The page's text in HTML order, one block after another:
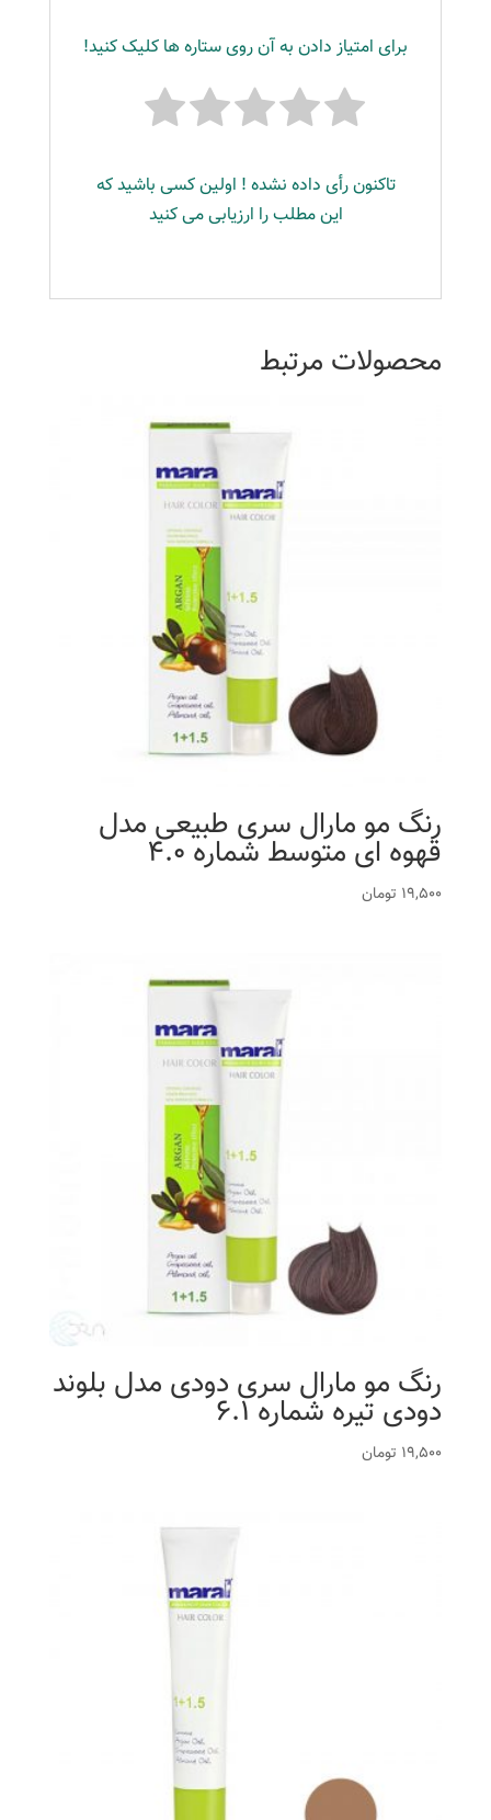
برای امتیاز دادن به آن روی ستاره ها کلیک کنید!
تاکنون رأی داده نشده ! اولین کسی باشید که
این مطلب را ارزیابی می کنید
محصولات مرتبط
رنگ مو مارال سری طبیعی مدل
قهوه ای متوسط شماره 4.0
19,500 تومان
رنگ مو مارال سری دودی مدل بلوند
دودی تیره شماره 6.1
19,500 تومان